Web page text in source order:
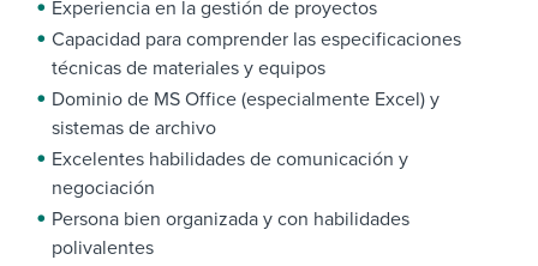
Experiencia en la gestión de proyectos
Capacidad para comprender las especificaciones
técnicas de materiales y equipos
Dominio de MS Office (especialmente Excel) y
sistemas de archivo
Excelentes habilidades de comunicación y
negociación
Persona bien organizada y con habilidades
polivalentes